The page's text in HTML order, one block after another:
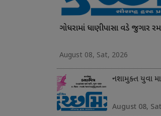
ગોધરામાં ધાણીપાસા વડે જુગાર
August 08, Sat, 2026
નશામુક્ત યુવા
August 08,